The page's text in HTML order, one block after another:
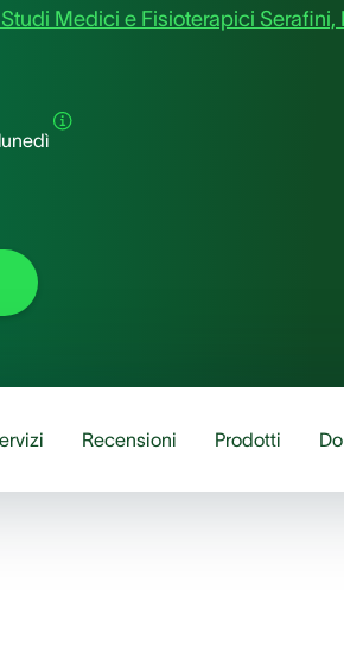
Medici e Fisioterapici Serafini,
Recensioni Prodotti